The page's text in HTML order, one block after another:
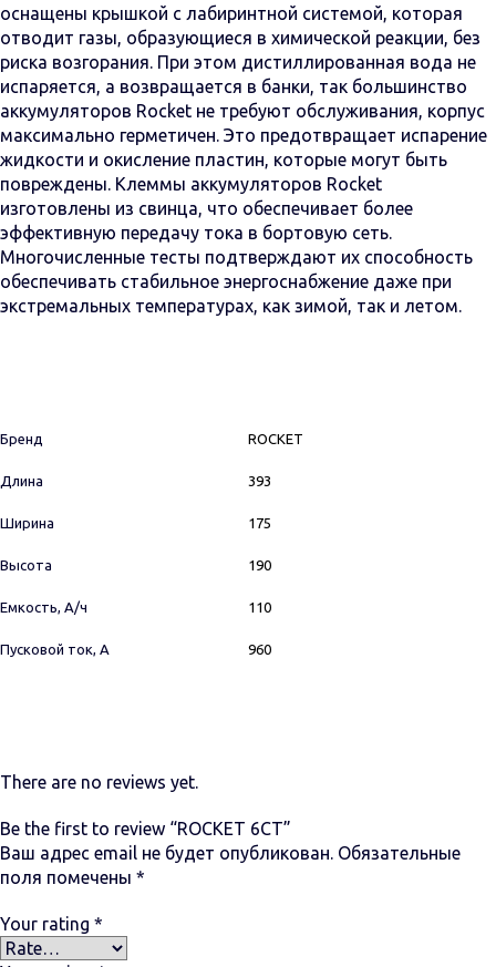
оснащены крышкой с лабиринтной системой, которая
отводит газы, образующиеся в химической реакции, без
риска возгорания. При этом дистиллированная вода не
испаряется, а возвращается в банки, так большинство
аккумуляторов Rocket не требуют обслуживания, корпус
максимально герметичен. Это предотвращает испарение
жидкости и окисление пластин, которые могут быть
повреждены. Клеммы аккумуляторов Rocket
изготовлены из свинца, что обеспечивает более
эффективную передачу тока в бортовую сеть.
Многочисленные тесты подтверждают их способность
обеспечивать стабильное энергоснабжение даже при
экстремальных температурах, как зимой, так и летом.
Бренд ROCKET
Длина 393
Ширина 175
Высота 190
Емкость, А/ч 110
Пусковой ток, А 960
There are no reviews yet.
Be the first to review “ROCKET 6СТ”
Ваш адрес email не будет опубликован. Обязательные
поля помечены *
Your rating *